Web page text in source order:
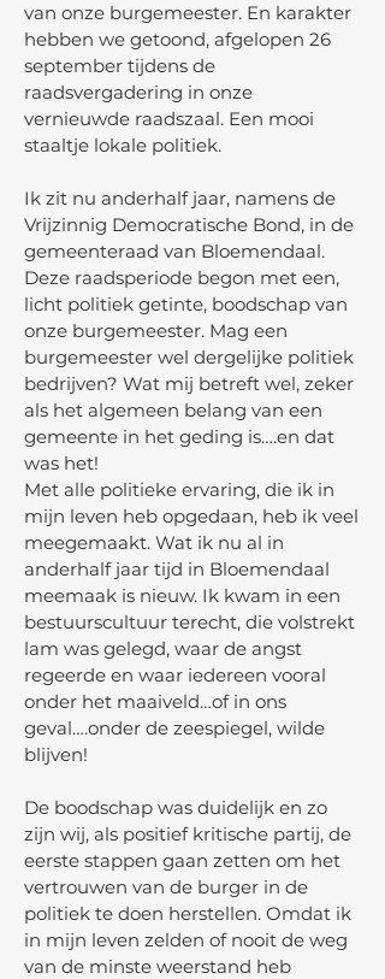
van onze burgemeester. En karakter
hebben we getoond, afgelopen 26
september tijdens de
raadsvergadering in onze
vernieuwde raadszaal. Een mooi
staaltje lokale politiek.
Ik zit nu anderhalf jaar, namens de
Vrijzinnig Democratische Bond, in de
gemeenteraad van Bloemendaal.
Deze raadsperiode begon met een,
licht politiek getinte, boodschap van
onze burgemeester. Mag een
burgemeester wel dergelijke politiek
bedrijven? Wat mij betreft wel, zeker
als het algemeen belang van een
gemeente in het geding is….en dat
was het!
Met alle politieke ervaring, die ik in
mijn leven heb opgedaan, heb ik veel
meegemaakt. Wat ik nu al in
anderhalf jaar tijd in Bloemendaal
meemaak is nieuw. Ik kwam in een
bestuurscultuur terecht, die volstrekt
lam was gelegd, waar de angst
regeerde en waar iedereen vooral
onder het maaiveld…of in ons
geval….onder de zeespiegel, wilde
blijven!
De boodschap was duidelijk en zo
zijn wij, als positief kritische partij, de
eerste stappen gaan zetten om het
vertrouwen van de burger in de
politiek te doen herstellen. Omdat ik
in mijn leven zelden of nooit de weg
van de minste weerstand heb